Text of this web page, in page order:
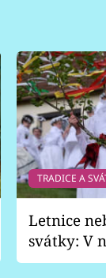
TRADICE A
Letnice
svátky: V
pondělí